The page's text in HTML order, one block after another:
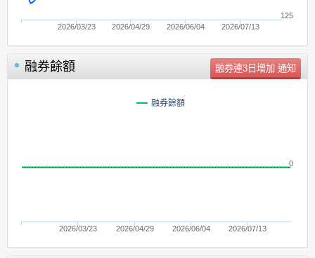
2026/03/23 2026/04/29 2026/06/04 2026/07/13
125
融券餘額 單位：張
融券餘額
2026/03/23 2026/04/29 2026/06/04 2026/07/13
0